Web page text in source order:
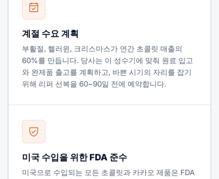
계절 수요 계획
부활절, 핼러윈, 크리스마스가 연간 초콜릿 매출의
60%를 만듭니다. 당사는 이 성수기에 맞춰 원료 입고
와 완제품 출고를 계획하고, 바쁜 시기의 자리를 잡기
위해 리퍼 선복을 60~90일 전에 예약합니다.
미국 수입을 위한 FDA 준수
미국으로 수입되는 모든 초콜릿과 카카오 제품은 FDA